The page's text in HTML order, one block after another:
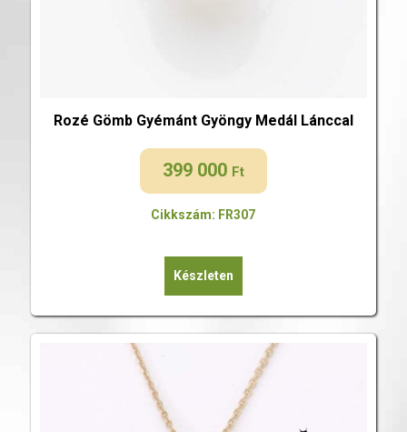
Rozé Gömb Gyémánt Gyöngy Medál Lánccal
399 000 Ft
Cikkszám: FR307
Készleten